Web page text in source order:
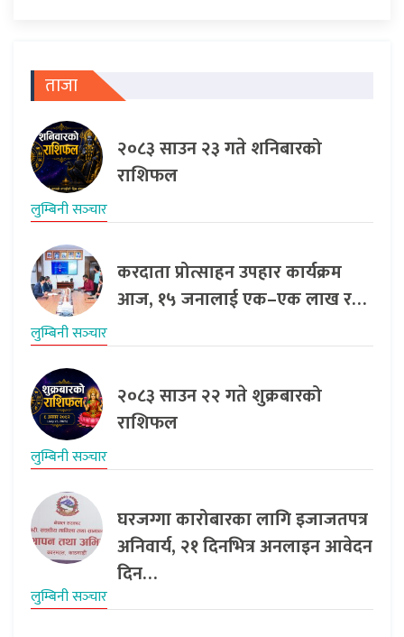
ताजा
२०८३ साउन २३ गते शनिबारको
राशिफल
लुम्बिनी सञ्‍चार
करदाता प्रोत्साहन उपहार कार्यक्रम
आज, १५ जनालाई एक–एक लाख र…
लुम्बिनी सञ्‍चार
२०८३ साउन २२ गते शुक्रबारको
राशिफल
लुम्बिनी सञ्‍चार
घरजग्गा कारोबारका लागि इजाजतपत्र
अनिवार्य, २१ दिनभित्र अनलाइन आवेदन
दिन…
लुम्बिनी सञ्‍चार